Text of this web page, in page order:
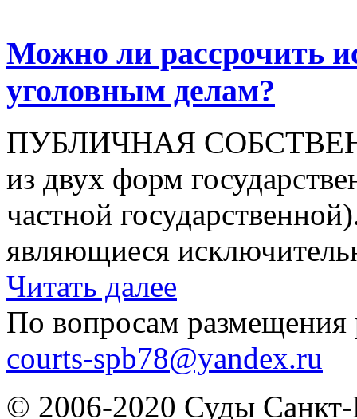
Можно ли рассрочить
уголовным делам?
ПУБЛИЧНАЯ
из двух форм
частной
являющиеся
Читать далее
По вопросам размещения
courts-spb78@yandex.ru
© 2006-2020 Суды Санкт-